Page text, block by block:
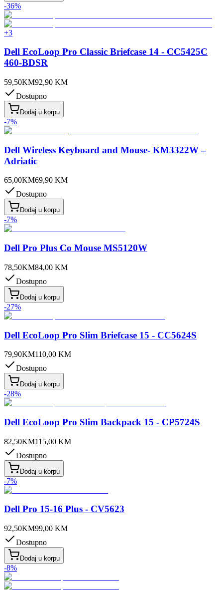
-36%
+3
Dell EcoLoop Pro Classic Briefcase 14 - CC5425C
460-BDSR
59,50KM92,90 KM
Dostupno
Dodaj u korpu
-7%
Dell Wireless Keyboard and Mouse- KM3322W –
Adriatic
65,00KM69,90 KM
Dostupno
Dodaj u korpu
-7%
Dell Pro Plus Co Mouse MS5120W
78,50KM84,00 KM
Dostupno
Dodaj u korpu
-27%
Dell EcoLoop Pro Slim Briefcase 15 - CC5624S
79,90KM110,00 KM
Dostupno
Dodaj u korpu
-28%
Dell EcoLoop Pro Slim Backpack 15 - CP5724S
82,50KM115,00 KM
Dostupno
Dodaj u korpu
-7%
Dell Pro 15-16 Plus - CV5623
92,50KM99,00 KM
Dostupno
Dodaj u korpu
-8%